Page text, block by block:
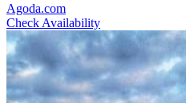
Agoda.com
Check Availability